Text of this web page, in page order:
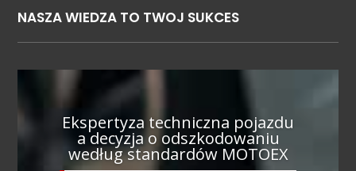
NASZA WIEDZA TO TWOJ SUKCES
Ekspertyza techniczna pojazdu
a decyzja o odszkodowaniu
według standardów MOTOEX